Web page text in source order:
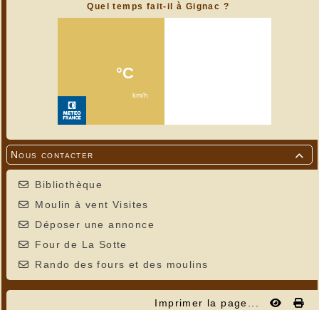
Quel temps fait-il à Gignac ?

Nous contacter
Bibliothèque
Moulin à vent Visites
Déposer une annonce
Four de La Sotte
Rando des fours et des moulins
Imprimer la page...